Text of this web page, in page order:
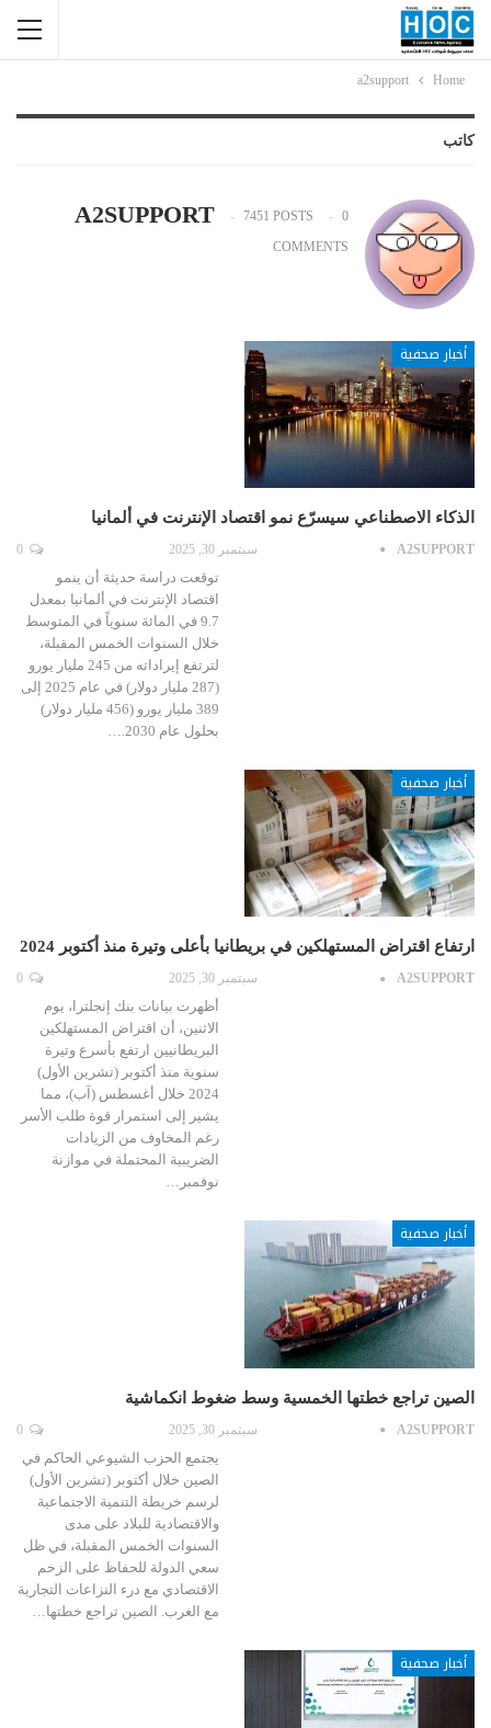
Home
a2support
كاتب
A2SUPPORT 7451 POSTS
0
COMMENTS
أخبار صحفية
الذكاء الاصطناعي سيسرّع نمو اقتصاد الإنترنت في ألمانيا
A2SUPPORT سبتمبر 30, 2025
توقعت دراسة حديثة أن ينمو
اقتصاد الإنترنت في ألمانيا بمعدل
9.7 في المائة سنوياً في المتوسط
خلال السنوات الخمس المقبلة،
لترتفع إيراداته من 245 مليار يورو
(287 مليار دولار) في عام 2025 إلى
389 مليار يورو (456 مليار دولار)
بحلول عام 2030.…
أخبار صحفية
ارتفاع اقتراض المستهلكين في بريطانيا بأعلى وتيرة منذ أكتوبر 2024
A2SUPPORT سبتمبر 30, 2025
أظهرت بيانات بنك إنجلترا، يوم
الاثنين، أن اقتراض المستهلكين
البريطانيين ارتفع بأسرع وتيرة
سنوية منذ أكتوبر (تشرين الأول)
2024 خلال أغسطس (آب)، مما
يشير إلى استمرار قوة طلب الأسر
رغم المخاوف من الزيادات
الضريبية المحتملة في موازنة
نوفمبر…
أخبار صحفية
الصين تراجع خطتها الخمسية وسط ضغوط انكماشية
A2SUPPORT سبتمبر 30, 2025
يجتمع الحزب الشيوعي الحاكم في
الصين خلال أكتوبر (تشرين الأول)
لرسم خريطة التنمية الاجتماعية
والاقتصادية للبلاد على مدى
السنوات الخمس المقبلة، في ظل
سعي الدولة للحفاظ على الزخم
الاقتصادي مع درء النزاعات التجارية
مع الغرب. الصين تراجع خطتها…
أخبار صحفية